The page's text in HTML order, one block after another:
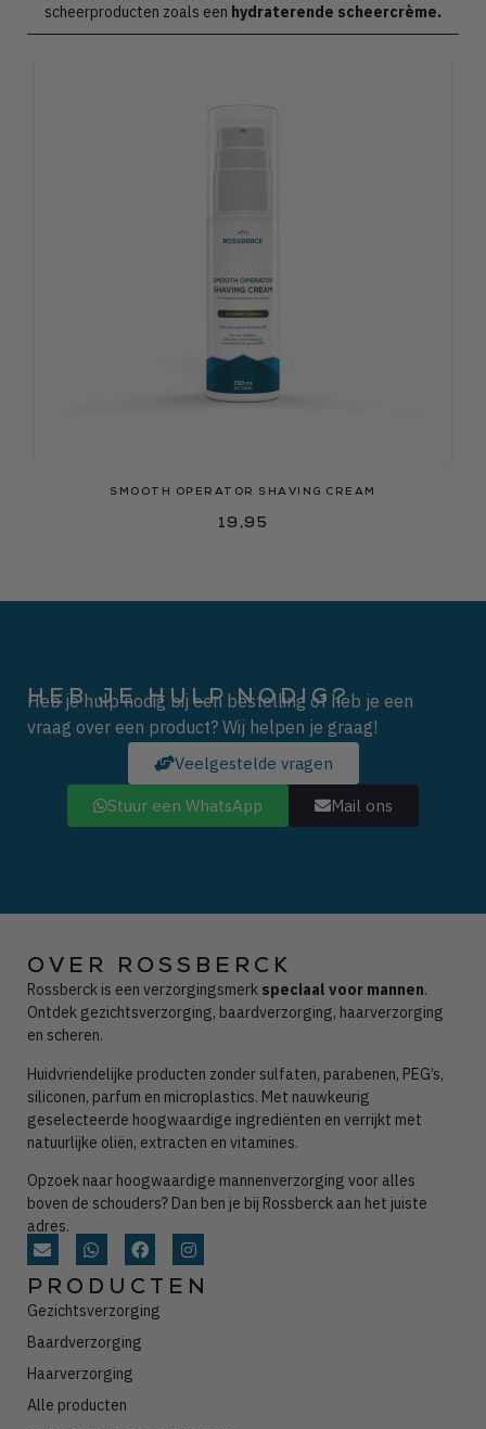
scheerproducten zoals een hydraterende scheercrème.
SMOOTH OPERATOR SHAVING CREAM
19,95
HEB JE HULP NODIG?
Heb je hulp nodig bij een bestelling of heb je een
vraag over een product? Wij helpen je graag!
Veelgestelde vragen
Stuur een WhatsApp Mail ons
OVER ROSSBERCK
Rossberck is een verzorgingsmerk speciaal voor mannen.
Ontdek gezichtsverzorging, baardverzorging, haarverzorging
en scheren.
Huidvriendelijke producten zonder sulfaten, parabenen, PEG’s,
siliconen, parfum en microplastics. Met nauwkeurig
geselecteerde hoogwaardige ingrediënten en verrijkt met
natuurlijke oliën, extracten en vitamines.
Opzoek naar hoogwaardige mannenverzorging voor alles
boven de schouders? Dan ben je bij Rossberck aan het juiste
adres.
PRODUCTEN
Gezichtsverzorging
Baardverzorging
Haarverzorging
Alle producten